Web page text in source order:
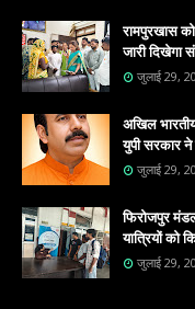
रामपुरखास
जारी दिखेगा
जुलाई 29,
अखिल
युपी सरकार ने
जुलाई 29,
फिरोजपुर
यात्रियों को
जुलाई 29,